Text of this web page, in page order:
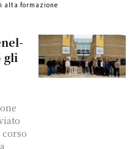
gli
alta formazione